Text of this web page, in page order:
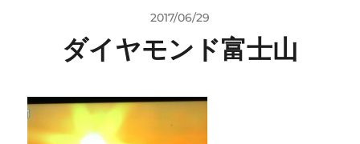
2017/06/29
ダイヤモンド富士山